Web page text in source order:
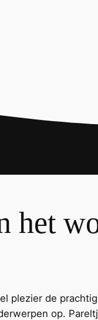
het
plezier de
op.